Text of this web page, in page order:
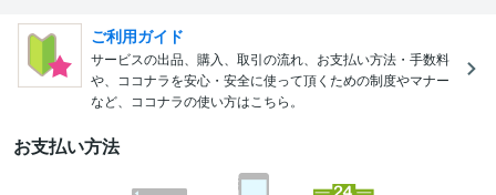
ご利用ガイド
サービスの出品、購入、取引の流れ、お支払い方法・手数料
や、ココナラを安心・安全に使って頂くための制度やマナー
など、ココナラの使い方はこちら。
お支払い方法